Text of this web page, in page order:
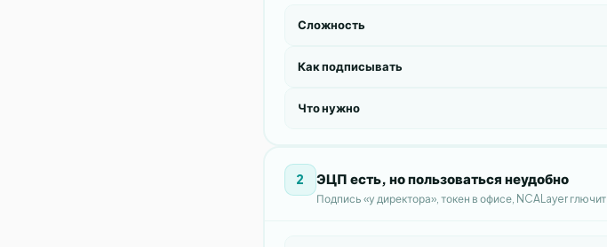
Сложность
Как подписывать
Что нужно
2 ЭЦП есть, но пользоваться неудобно
Подпись «у директора», токен в офисе, NCALayer глючит